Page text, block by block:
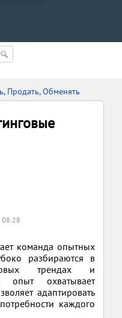
Продать, Обменять
08:28
команда опытных
разбираются в
трендах и
охватывает
адаптировать
каждого